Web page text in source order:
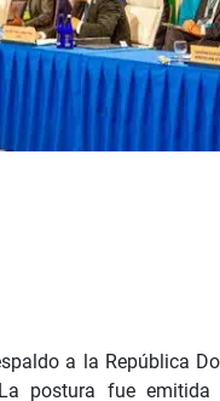
a la República
postura fue